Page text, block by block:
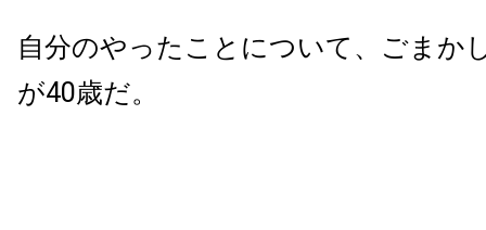
自分のやったことについて、ごまか
が40歳だ。